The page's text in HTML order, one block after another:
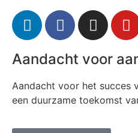
Aandacht voor
Aandacht voor het succes
een duurzame toekomst